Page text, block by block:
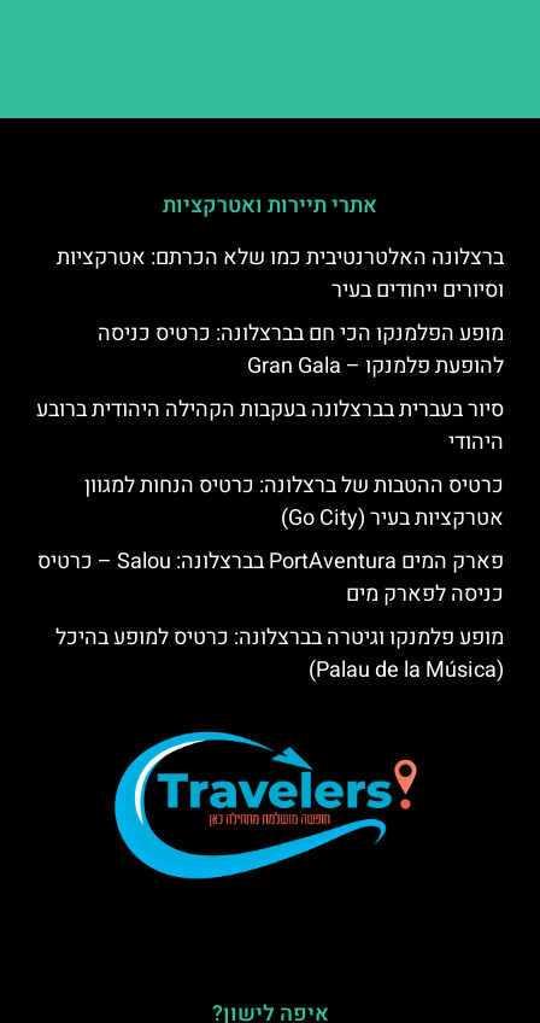
אתרי תיירות ואטרקציות
ברצלונה האלטרנטיבית כמו שלא הכרתם: אטרקציות
וסיורים ייחודים בעיר
מופע הפלמנקו הכי חם בברצלונה: כרטיס כניסה
להופעת פלמנקו – Gran Gala
סיור בעברית בברצלונה בעקבות הקהילה היהודית ברובע
היהודי
כרטיס ההטבות של ברצלונה: כרטיס הנחות למגוון
אטרקציות בעיר (Go City)
פארק המים PortAventura בברצלונה: Salou – כרטיס
כניסה לפארק מים
מופע פלמנקו וגיטרה בברצלונה: כרטיס למופע בהיכל
(Palau de la Música)
איפה לישון?